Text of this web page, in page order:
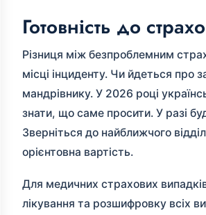
Готовність до
Різниця між безпроблемним
місці інциденту. Чи йдеться
мандрівнику. У 2026 році
знати, що саме просити. У разі
Зверніться до найближчого
орієнтовна вартість.
Для медичних страхових
лікування та розшифровку всіх